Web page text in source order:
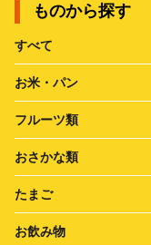
ものから探す
すべて
お米・パン
フルーツ類
おさかな類
たまご
お飲み物